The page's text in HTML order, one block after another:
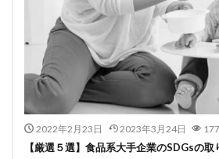
2022年2月23日 2023年3月24日
【厳選５選】食品系大手企業のSDGsの取